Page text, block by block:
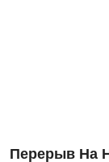
Перерыв На